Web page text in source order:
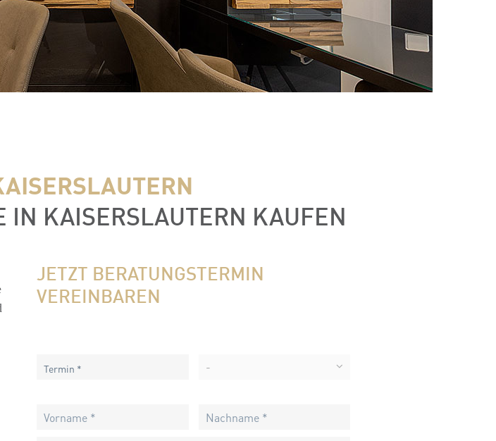
IN KAISERSLAUTERN KAUFEN
JETZT BERATUNGSTERMIN
VEREINBAREN
Termin * -